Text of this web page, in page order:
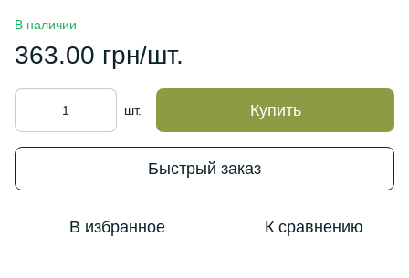
В наличии
363.00 грн/шт.
шт. Купить
Быстрый заказ
В избранное К сравнению